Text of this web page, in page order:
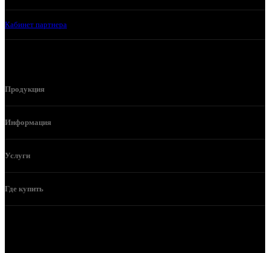
Кабинет партнера
Продукция
Информация
Услуги
Где купить